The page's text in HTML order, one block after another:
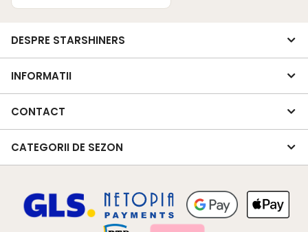
DESPRE STARSHINERS
INFORMATII
CONTACT
CATEGORII DE SEZON